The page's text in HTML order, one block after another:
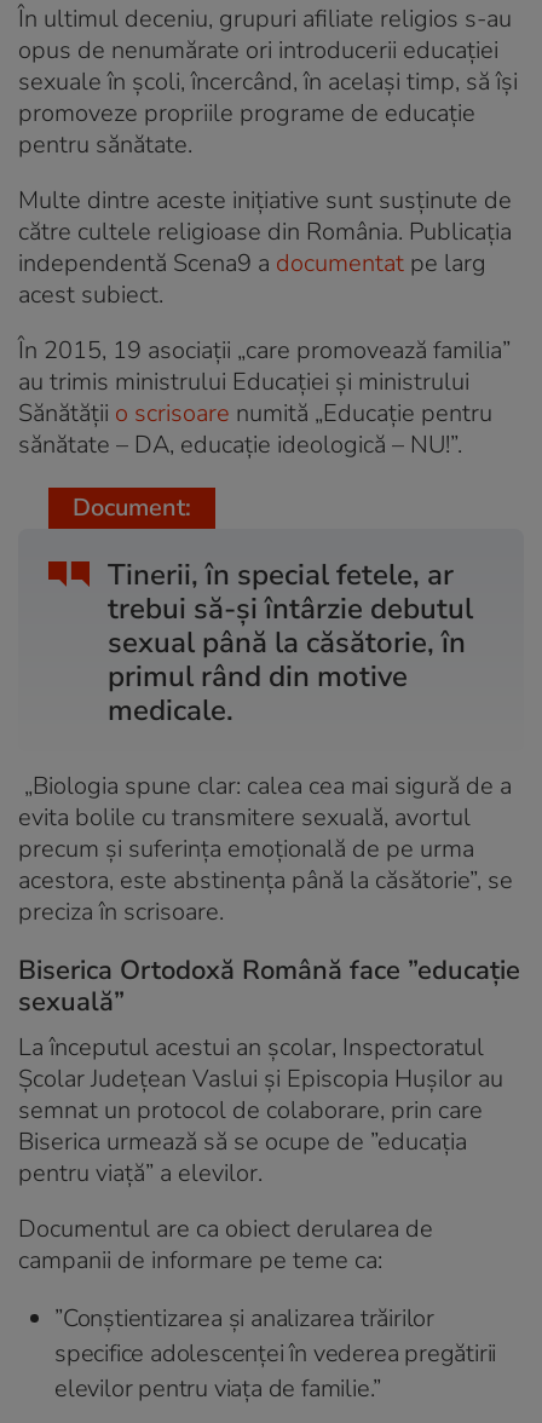
În ultimul deceniu, grupuri afiliate religios s-au
opus de nenumărate ori introducerii educației
sexuale în școli, încercând, în același timp, să își
promoveze propriile programe de educație
pentru sănătate.
Multe dintre aceste inițiative sunt susținute de
către cultele religioase din România. Publicația
independentă Scena9 a documentat pe larg
acest subiect.
În 2015, 19 asociații „care promovează familia”
au trimis ministrului Educaţiei și ministrului
Sănătăţii o scrisoare numită „Educație pentru
sănătate – DA, educație ideologică – NU!”.
Tinerii, în special fetele, ar
trebui să-și întârzie debutul
sexual până la căsătorie, în
primul rând din motive
medicale.
Document:
„Biologia spune clar: calea cea mai sigură de a
evita bolile cu transmitere sexuală, avortul
precum și suferința emoțională de pe urma
acestora, este abstinența până la căsătorie”, se
preciza în scrisoare.
Biserica Ortodoxă Română face ”educație
sexuală”
La începutul acestui an școlar, Inspectoratul
Școlar Județean Vaslui și Episcopia Hușilor au
semnat un protocol de colaborare, prin care
Biserica urmează să se ocupe de ”educația
pentru viață” a elevilor.
Documentul are ca obiect derularea de
campanii de informare pe teme ca:
”Conștientizarea și analizarea trăirilor
specifice adolescenței în vederea pregătirii
elevilor pentru viața de familie.”